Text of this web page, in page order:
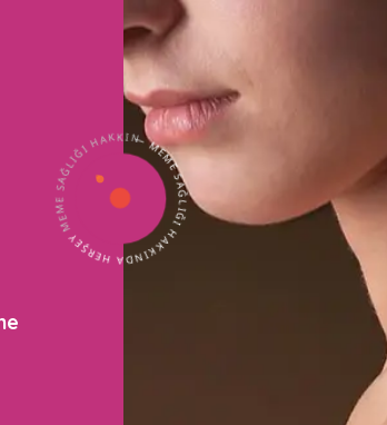
— MEME SAĞLIĞI HAKKINDA HERŞEY
MEME SAĞLIĞI HAKKINDA HERŞEY